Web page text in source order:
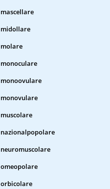
mascellare
midollare
molare
monoculare
monoovulare
monovulare
muscolare
nazionalpopolare
neuromuscolare
omeopolare
orbicolare